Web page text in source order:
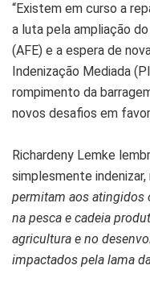
“Existem em curso a
a luta pela ampliação
(AFE) e a espera de
Indenização Mediada
rompimento da
novos desafios em
Richardeny Lemke
simplesmente
permitam aos atingidos
na pesca e cadeia
agricultura e no
impactados pela lama